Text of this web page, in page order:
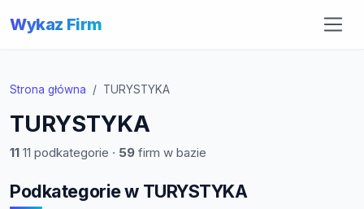
Wykaz Firm
Strona główna TURYSTYKA
TURYSTYKA
11 11 podkategorie · 59 firm w bazie
Podkategorie w TURYSTYKA